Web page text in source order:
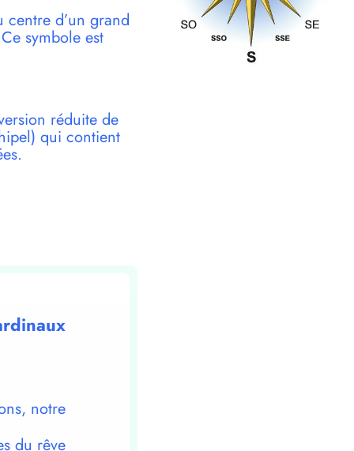
centre d’un grand
symbole est
réduite de
qui contient
notre
du rêve